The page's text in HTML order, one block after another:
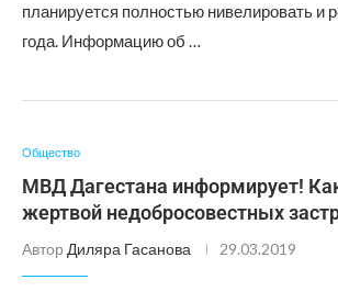
планируется полностью нивелировать и
года. Информацию об …
Общество
МВД Дагестана информирует!
жертвой недобросовестных
Автор Диляра Гасанова 29.03.2019